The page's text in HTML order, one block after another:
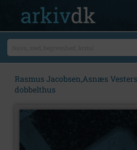
Rasmus Jacobsen,Asnæs
dobbelthus